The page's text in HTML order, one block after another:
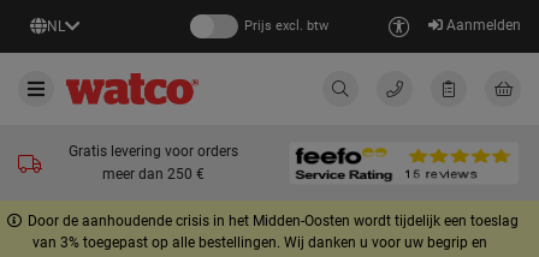
NL Prijs excl. btw Aanmelden
Gratis levering voor orders
meer dan 250 €
Door de aanhoudende crisis in het Midden-Oosten wordt tijdelijk een toeslag
van 3% toegepast op alle bestellingen. Wij danken u voor uw begrip en